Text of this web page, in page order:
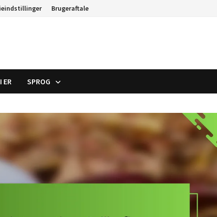
Brugeraftale
ER SPROG